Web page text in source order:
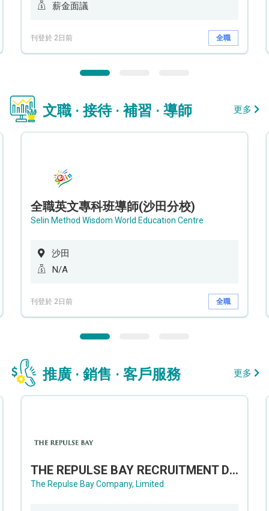
薪金面議
刊登於 2日前 全職
文職 · 接待 · 補習 · 導師 更多
全職英文專科班導師(沙田分校)
Selin Method Wisdom World Education Centre
沙田
N/A
刊登於 2日前 全職
推廣 · 銷售 · 客戶服務 更多
THE REPULSE BAY RECRUITMENT DAY 淺水灣影灣園人才招聘會
The Repulse Bay Company, Limited